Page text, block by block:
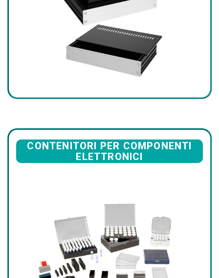
CONTENITORI PER COMPONENTI
ELETTRONICI